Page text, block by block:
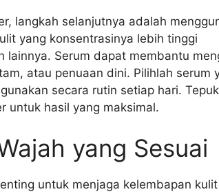
langkah selanjutnya adalah
yang konsentrasinya lebih tinggi
Serum dapat membantu
atau penuaan dini. Pilihlah serum
secara rutin setiap hari.
untuk hasil yang maksimal.
yang Sesuai
untuk menjaga kelembapan kulit